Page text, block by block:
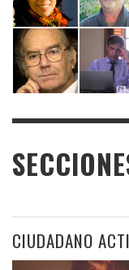
CIUDADANO